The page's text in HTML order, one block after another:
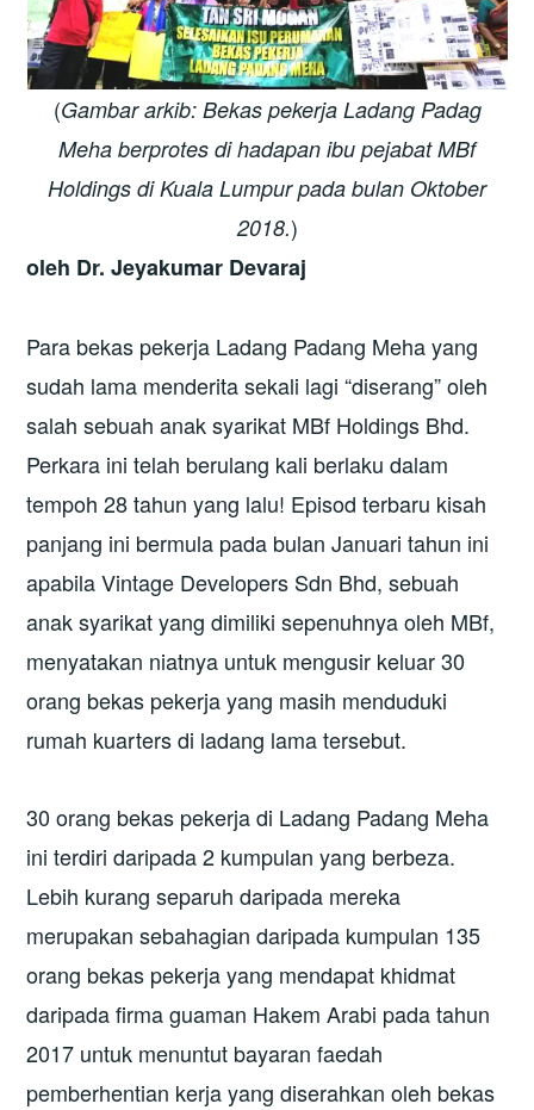
(Gambar arkib: Bekas pekerja Ladang Padag
Meha berprotes di hadapan ibu pejabat MBf
Holdings di Kuala Lumpur pada bulan Oktober
2018.)
oleh Dr.Jeyakumar Devaraj
Para bekas pekerja Ladang Padang Meha yang
sudah lama menderita sekali lagi “diserang” oleh
salah sebuah anak syarikat MBf Holdings Bhd.
Perkara ini telah berulang kali berlaku dalam
tempoh 28 tahun yang lalu! Episod terbaru kisah
panjang ini bermula pada bulan Januari tahun ini
apabila Vintage Developers Sdn Bhd, sebuah
anak syarikat yang dimiliki sepenuhnya oleh MBf,
menyatakan niatnya untuk mengusir keluar 30
orang bekas pekerja yang masih menduduki
rumah kuarters di ladang lama tersebut.
30 orang bekas pekerja di Ladang Padang Meha
ini terdiri daripada 2 kumpulan yang berbeza.
Lebih kurang separuh daripada mereka
merupakan sebahagian daripada kumpulan 135
orang bekas pekerja yang mendapat khidmat
daripada firma guaman Hakem Arabi pada tahun
2017 untuk menuntut bayaran faedah
pemberhentian kerja yang diserahkan oleh bekas